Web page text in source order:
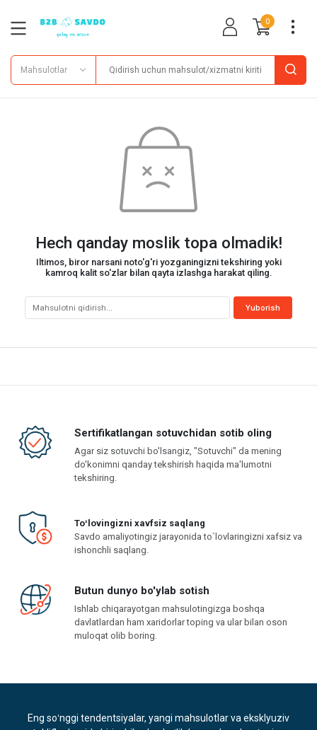
0
Mahsulotlar
Hech qanday moslik topa olmadik!
Iltimos, biror narsani noto'g'ri yozganingizni tekshiring yoki
kamroq kalit so'zlar bilan qayta izlashga harakat qiling.
Sertifikatlangan sotuvchidan sotib oling
Agar siz sotuvchi bo'lsangiz, "Sotuvchi" da mening
do'konimni qanday tekshirish haqida ma'lumotni
tekshiring.
Toʻlovingizni xavfsiz saqlang
Savdo amaliyotingiz jarayonida to`lovlaringizni xafsiz va
ishonchli saqlang.
Butun dunyo bo'ylab sotish
Ishlab chiqarayotgan mahsulotingizga boshqa
davlatlardan ham xaridorlar toping va ular bilan oson
muloqat olib boring.
Eng soʻnggi tendentsiyalar, yangi mahsulotlar va eksklyuziv